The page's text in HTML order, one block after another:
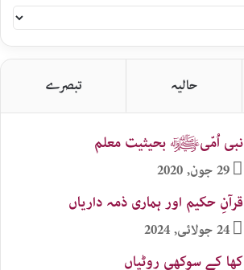
حالیہ تبصرے
نبی اُمّیﷺ بحیثیت معلم
29 جون, 2020
قرآنِ حکیم اور ہماری ذمہ داریاں
24 جولائی, 2024
کھا کے سوکھی روٹیاں